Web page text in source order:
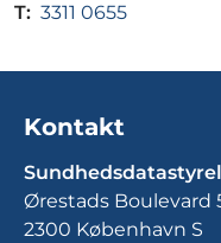
T: 3311 0655
Kontakt
Ørestads Boulevard
2300 København S